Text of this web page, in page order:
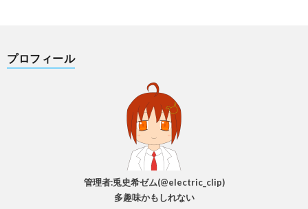
プロフィール
管理者:兎史希ゼム(@electric_clip)
多趣味かもしれない